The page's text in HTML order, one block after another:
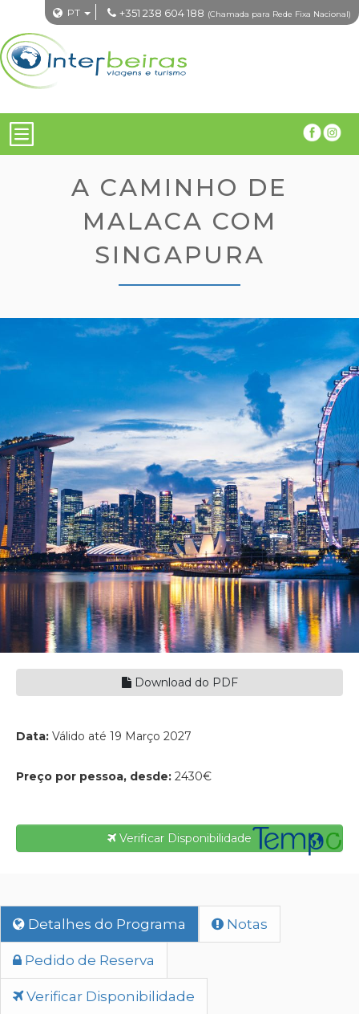
PT +351 238 604 188 (Chamada para Rede Fixa Nacional)
A CAMINHO DE
MALACA COM
SINGAPURA
Download do PDF
Data: Válido até 19 Março 2027
Preço por pessoa, desde: 2430€
Verificar Disponibilidade
Detalhes do Programa Notas
Pedido de Reserva
Verificar Disponibilidade